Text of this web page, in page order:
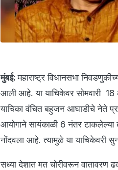
मुंबई: महाराष्ट्र विधानसभा
आली आहे. या याचिकेवर सोमवारी 18
याचिका वंचित बहुजन आघाडीचे नेते
आयोगाने सायंकाळी 6 नंतर
नोंदवला आहे. त्यामुळे या याचिकेवरी
सध्या देशात मत चोरीवरून